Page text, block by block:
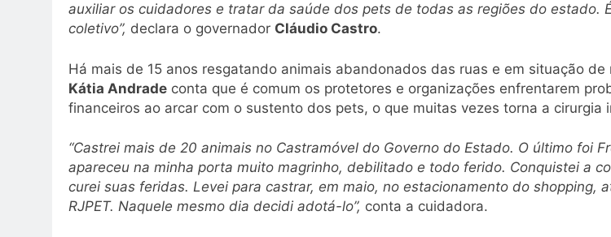
auxiliar os cuidadores e tratar da saúde dos pets de todas as regiões do estado.
coletivo”, declara o governador Cláudio Castro.
Há mais de 15 anos resgatando animais abandonados das ruas e em situação
Kátia Andrade conta que é comum os protetores e organizações enfrentarem
financeiros ao arcar com o sustento dos pets, o que muitas vezes torna a cirurgia
“Castrei mais de 20 animais no Castramóvel do Governo do Estado. O último foi
apareceu na minha porta muito magrinho, debilitado e todo ferido. Conquistei a
curei suas feridas. Levei para castrar, em maio, no estacionamento do shopping,
RJPET. Naquele mesmo dia decidi adotá-lo”, conta a cuidadora.